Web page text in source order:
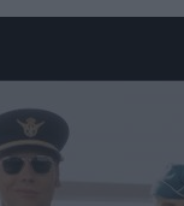
COMERCIAL GLOBAL
INSPIRADA EN CORNETTO,